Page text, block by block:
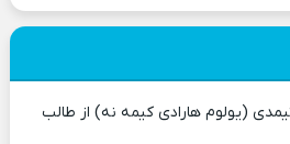
(یولوم هارادی کیمه نه) از طالب